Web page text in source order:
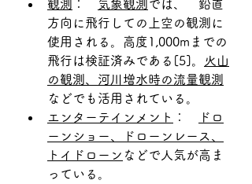
観測 ： 気象観測 では、　鉛直
方向に飛行しての上空の観測に
使用される。高度1,000mまでの
飛行は検証済みである[5]。
火山
の観測、河川増水時の流量観測
などでも活用されている。
エンターテインメント
：
ドロ
ーンショー、ドローンレース、
トイドローン などで人気が高ま
っている。